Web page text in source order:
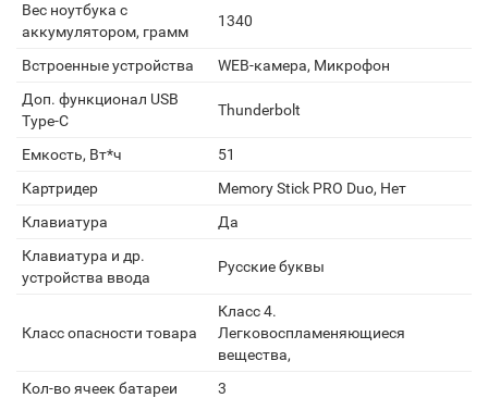
Вес ноутбука с
аккумулятором, грамм
1340
Встроенные устройства
WEB-камера, Микрофон
Доп. функционал USB
Type-C
Thunderbolt
Емкость, Вт*ч
51
Картридер
Memory Stick PRO Duo, Нет
Клавиатура
Да
Клавиатура и др.
устройства ввода
Русские буквы
Класс опасности товара
Класс 4.
Легковоспламеняющиеся
вещества,
Кол-во ячеек батареи
3